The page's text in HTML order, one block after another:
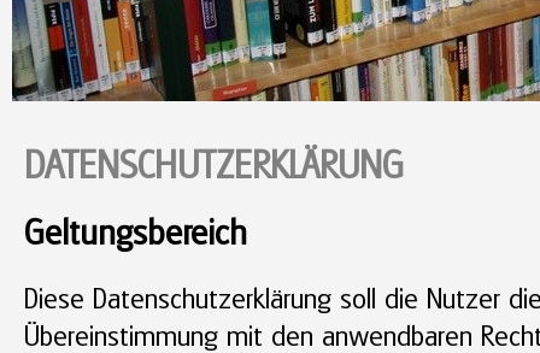
DATENSCHUTZERKLÄRUNG
Geltungsbereich
Diese Datenschutzerklärung soll die Nutzer
Übereinstimmung mit den anwendbaren